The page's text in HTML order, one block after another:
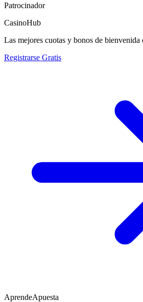
Patrocinador
CasinoHub
Las mejores cuotas y bonos de bienvenida
Registrarse Gratis
AprendeApuesta